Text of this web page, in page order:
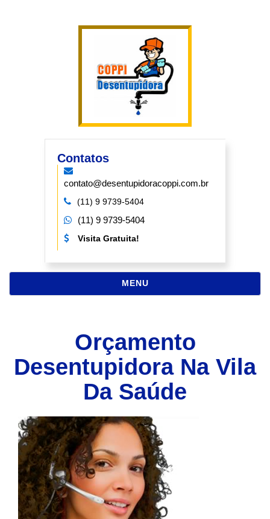
Contatos
contato@desentupidoracoppi.com.br
(11) 9 9739-5404
(11) 9 9739-5404
Visita Gratuita!
MENUNAVEGAÇÃO
Orçamento
Desentupidora Na Vila
Da Saúde